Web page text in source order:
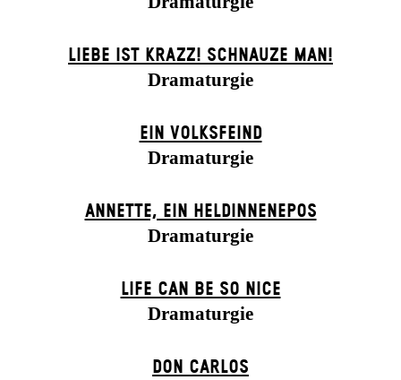
LIEBE IST KRAZZ! SCHNAUZE MAN!
Dramaturgie
EIN VOLKS­FEIND
Dramaturgie
ANNETTE, EIN HELDINNENEPOS
Dramaturgie
LIFE CAN BE SO NICE
Dramaturgie
DON CARLOS